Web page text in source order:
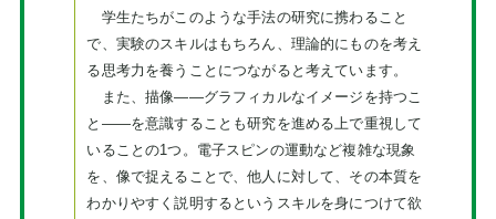
学生たちがこのような手法の研究に携わること
で、実験のスキルはもちろん、理論的にものを考え
る思考力を養うことにつながると考えています。
また、描像――グラフィカルなイメージを持つこ
と――を意識することも研究を進める上で重視して
いることの1つ。電子スピンの運動など複雑な現象
を、像で捉えることで、他人に対して、その本質を
わかりやすく説明するというスキルを身につけて欲